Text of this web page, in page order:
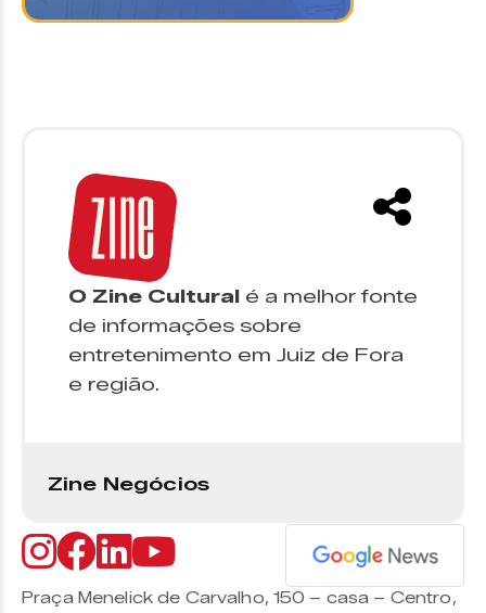
O Zine Cultural é a melhor fonte
de informações sobre
entretenimento em Juiz de Fora
e região.
Zine Negócios
Praça Menelick de Carvalho, 150 – casa – Centro,